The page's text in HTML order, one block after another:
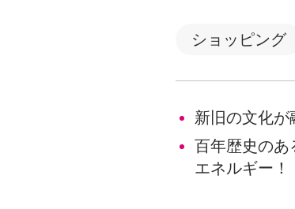
ショッピング
新旧の文化が
百年歴史のあ
エネルギー！